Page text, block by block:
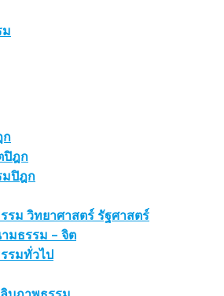
ก
ปิฎก
มปิฎก
รรม วิทยาศาสตร์ รัฐศาสตร์
ามธรรม – จิต
รรมทั่วไป